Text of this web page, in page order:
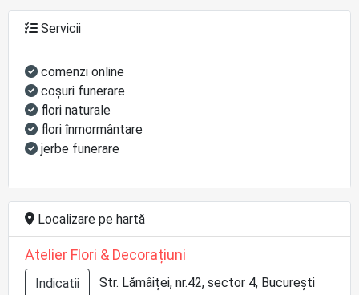
Servicii
comenzi online
coşuri funerare
flori naturale
flori înmormântare
jerbe funerare
Localizare pe hartă
Atelier Flori & Decorațiuni
Indicatii Str. Lămâiței, nr.42, sector 4, București